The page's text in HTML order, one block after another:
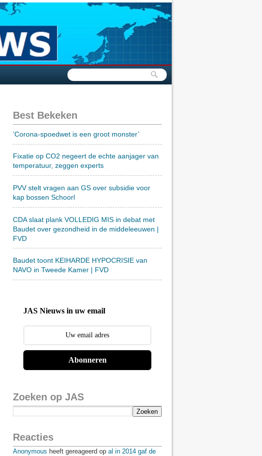
Best Bekeken
’Corona-spoedwet is een groot monster’
Fixatie op CO2 negeert de echte aanjager van
temperatuur, zeggen experts
PVV stelt vragen aan GS over subsidie voor
kap bossen Schoorl
CDA slaat plank VOLLEDIG MIS in debat met
Baudet over gezondheid in de middeleeuwen |
FVD
Baudet toont KEIHARDE HYPOCRISIE van
NAVO in Tweede Kamer | FVD
JAS Nieuws in uw email
Abonneren
Zoeken op JAS
Reacties
Anonymous heeft gereageerd op al in 2014 gaf de